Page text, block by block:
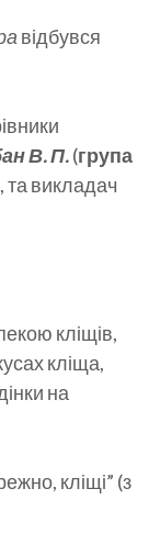
відбувся
В. П.(група
та викладач
кліщів,
кліща,
на
кліщі” (з